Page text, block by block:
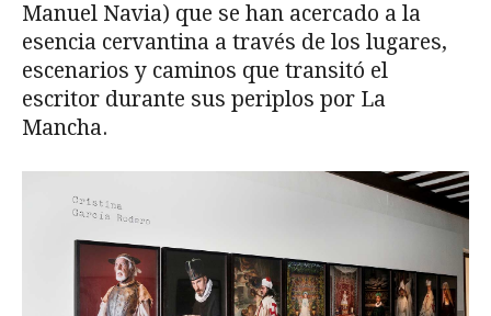
Manuel Navia) que se han acercado a la
esencia cervantina a través de los lugares,
escenarios y caminos que transitó el
escritor durante sus periplos por La
Mancha.